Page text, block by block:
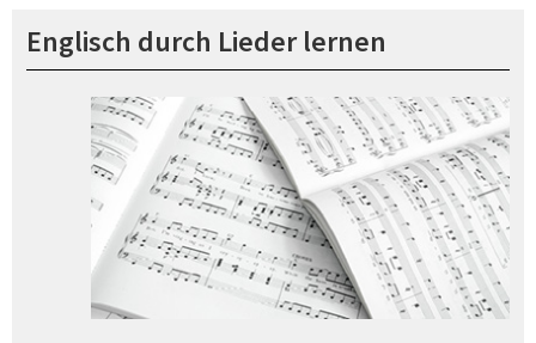
Englisch durch Lieder lernen